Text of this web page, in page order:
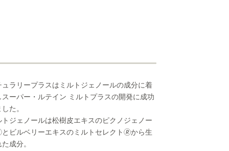
ュラリープラスはミルトジェノールの成分に着
スーパー・ルテイン ミルトプラスの開発に成功
た。
トジェノールは松樹皮エキスのピクノジェノー
ビルベリーエキスのミルトセレクト🄬から生
成分。